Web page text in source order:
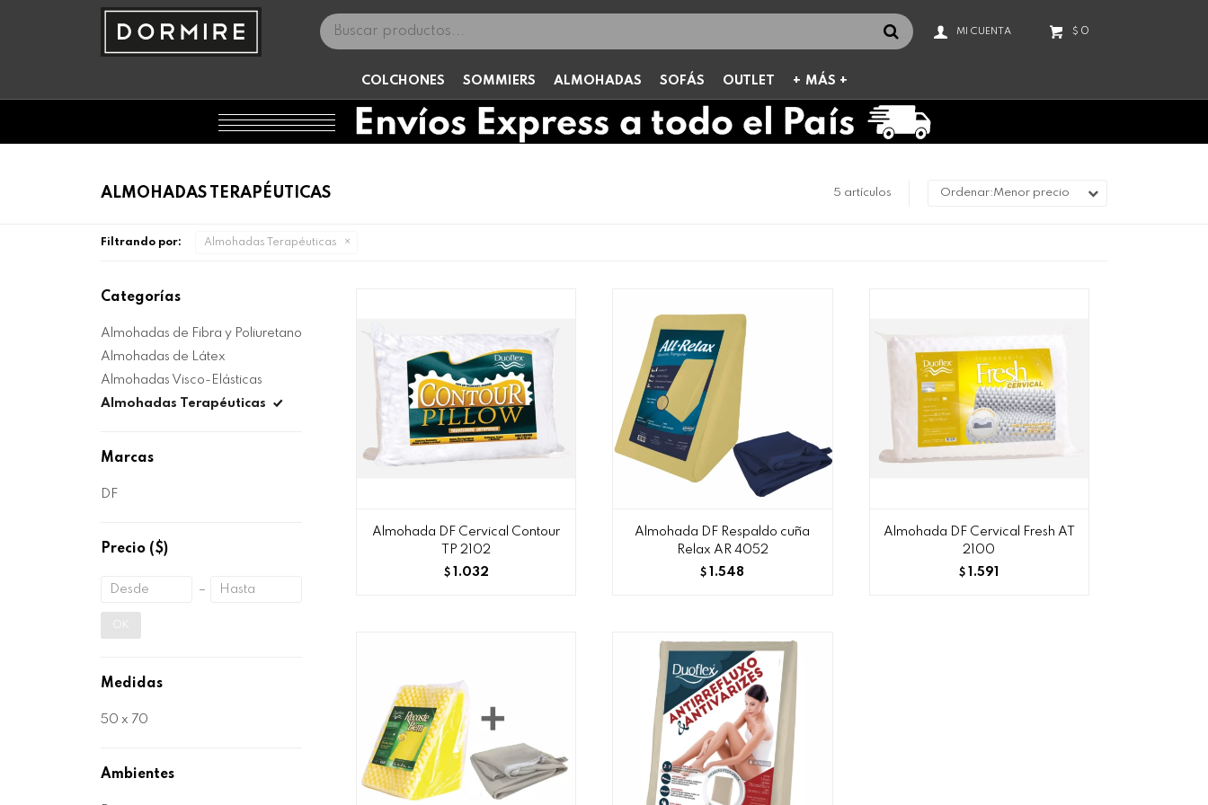
COLCHONES SOMMIERS ALMOHADAS SOFÁS OUTLET MÁS +
$ 0
ALMOHADAS TERAPÉUTICAS 5 artículos Menor precio
Filtrando por: Almohadas Terapéuticas
Almohada DF Cervical Contour
TP 2102
$ 1.032
Almohada DF Respaldo cuña
Relax AR 4052
$ 1.548
Almohada DF Cervical Fresh AT
2100
$ 1.591
Categorías
Almohadas de Fibra y Poliuretano
Almohadas de Látex
Almohadas Visco-Elásticas
Almohadas Terapéuticas
Marcas
DF
Precio ($)
Medidas
50 x 70
Ambientes